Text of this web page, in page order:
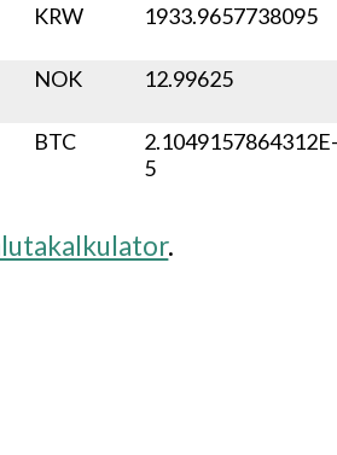
KRW 1933.9657738095
NOK 12.99625
BTC
2.1049157864312E-
5
.